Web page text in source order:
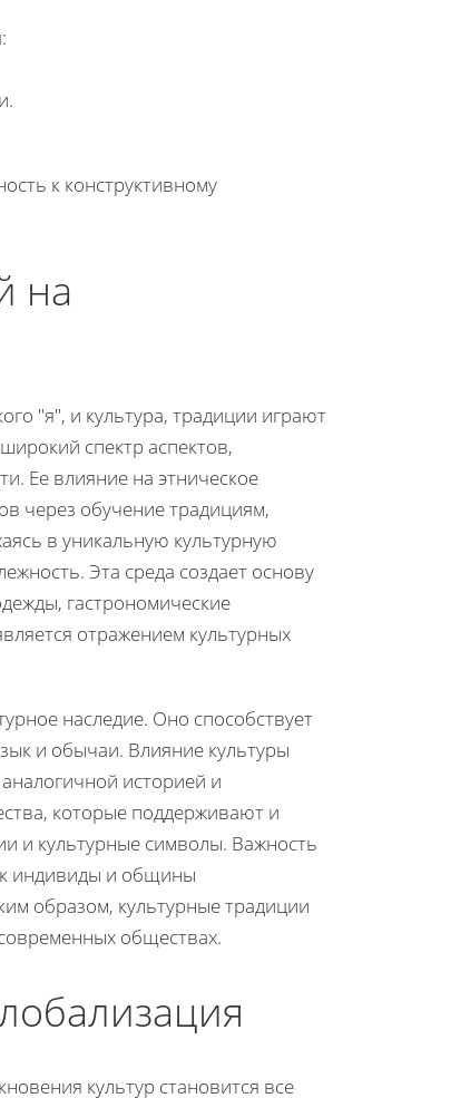
к конструктивному
на
"я", и культура, традиции играют
спектр аспектов,
Ее влияние на этническое
через обучение традициям,
в уникальную культурную
Эта среда создает основу
гастрономические
отражением культурных
наследие. Оно способствует
и обычаи. Влияние культуры
историей и
которые поддерживают и
и культурные символы. Важность
индивиды и общины
образом, культурные традиции
обществах.
культур становится все